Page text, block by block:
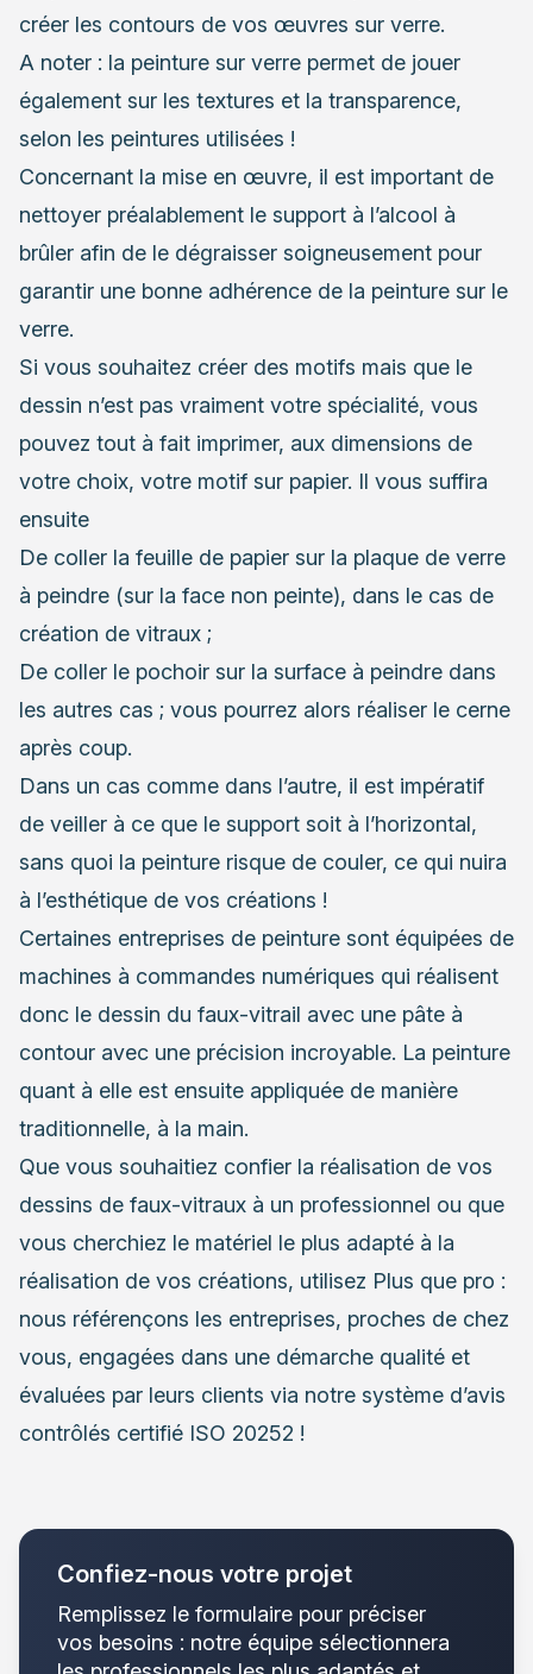
créer les contours de vos œuvres sur verre.
A noter : la peinture sur verre permet de jouer
également sur les textures et la transparence,
selon les peintures utilisées !
Concernant la mise en œuvre, il est important de
nettoyer préalablement le support à l’alcool à
brûler afin de le dégraisser soigneusement pour
garantir une bonne adhérence de la peinture sur le
verre.
Si vous souhaitez créer des motifs mais que le
dessin n’est pas vraiment votre spécialité, vous
pouvez tout à fait imprimer, aux dimensions de
votre choix, votre motif sur papier. Il vous suffira
ensuite
De coller la feuille de papier sur la plaque de verre
à peindre (sur la face non peinte), dans le cas de
création de vitraux ;
De coller le pochoir sur la surface à peindre dans
les autres cas ; vous pourrez alors réaliser le cerne
après coup.
Dans un cas comme dans l’autre, il est impératif
de veiller à ce que le support soit à l’horizontal,
sans quoi la peinture risque de couler, ce qui nuira
à l’esthétique de vos créations !
Certaines entreprises de peinture sont équipées de
machines à commandes numériques qui réalisent
donc le dessin du faux-vitrail avec une pâte à
contour avec une précision incroyable. La peinture
quant à elle est ensuite appliquée de manière
traditionnelle, à la main.
Que vous souhaitiez confier la réalisation de vos
dessins de faux-vitraux à un professionnel ou que
vous cherchiez le matériel le plus adapté à la
réalisation de vos créations, utilisez Plus que pro :
nous référençons les entreprises, proches de chez
vous, engagées dans une démarche qualité et
évaluées par leurs clients via notre système d’avis
contrôlés certifié ISO 20252 !
Confiez-nous votre projet
Remplissez le formulaire pour préciser
vos besoins : notre équipe sélectionnera